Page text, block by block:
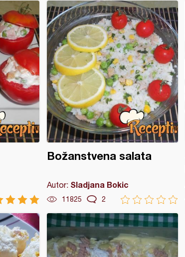
Božanstvena salata
Autor: Sladjana Bokic
11825 2